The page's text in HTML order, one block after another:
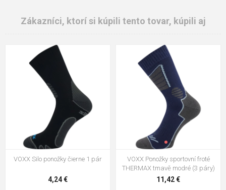
Zákazníci, ktorí si kúpili tento tovar, kúpili aj
VOXX Silo ponožky čierne 1 pár
4,24 €
VOXX Ponožky sportovní froté
THERMAX tmavě modré (3 páry)
11,42 €